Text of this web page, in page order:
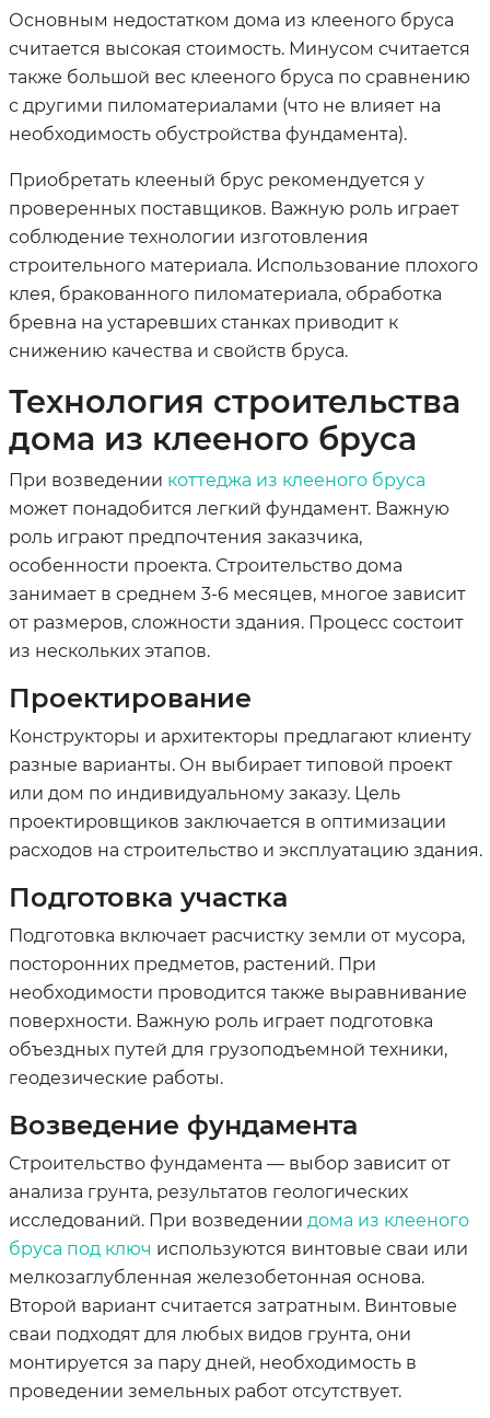
Основным недостатком дома из клееного бруса
считается высокая стоимость. Минусом считается
также большой вес клееного бруса по сравнению
с другими пиломатериалами (что не влияет на
необходимость обустройства фундамента).
Приобретать клееный брус рекомендуется у
проверенных поставщиков. Важную роль играет
соблюдение технологии изготовления
строительного материала. Использование плохого
клея, бракованного пиломатериала, обработка
бревна на устаревших станках приводит к
снижению качества и свойств бруса.
Технология строительства
дома из клееного бруса
При возведении коттеджа из клееного бруса
может понадобится легкий фундамент. Важную
роль играют предпочтения заказчика,
особенности проекта. Строительство дома
занимает в среднем 3-6 месяцев, многое зависит
от размеров, сложности здания. Процесс состоит
из нескольких этапов.
Проектирование
Конструкторы и архитекторы предлагают клиенту
разные варианты. Он выбирает типовой проект
или дом по индивидуальному заказу. Цель
проектировщиков заключается в оптимизации
расходов на строительство и эксплуатацию здания.
Подготовка участка
Подготовка включает расчистку земли от мусора,
посторонних предметов, растений. При
необходимости проводится также выравнивание
поверхности. Важную роль играет подготовка
объездных путей для грузоподъемной техники,
геодезические работы.
Возведение фундамента
Строительство фундамента — выбор зависит от
анализа грунта, результатов геологических
исследований. При возведении дома из клееного
бруса под ключ используются винтовые сваи или
мелкозаглубленная железобетонная основа.
Второй вариант считается затратным. Винтовые
сваи подходят для любых видов грунта, они
монтируется за пару дней, необходимость в
проведении земельных работ отсутствует.